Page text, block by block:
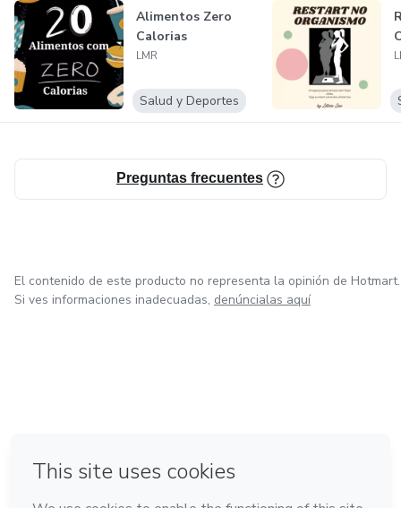
Alimentos Zero
Calorias
LMR
Salud y Deportes
Preguntas frecuentes
El contenido de este producto no representa la opinión de Hotmart.
Si ves informaciones inadecuadas, denúncialas aquí
Hecho con❤ en Belo Horizonte